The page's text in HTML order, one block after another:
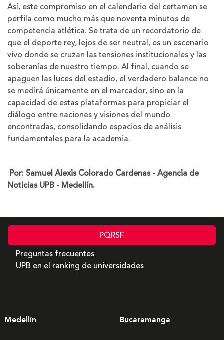
Así, este compromiso en el calendario del certamen se
perfila como mucho más que noventa minutos de
competencia atlética. Se trata de un recordatorio de
que el deporte rey, lejos de ser neutral, es un escenario
vivo donde se cruzan las tensiones institucionales y las
soberanías de nuestro tiempo. Al final, cuando se
apaguen las luces del estadio, el verdadero balance no
se medirá únicamente en el marcador, sino en la
capacidad de estas plataformas para propiciar el
diálogo entre naciones y visiones del mundo
encontradas, consolidando espacios de análisis
fundamentales para la academia.
Por: Samuel Alexis Colorado Cardenas - Agencia de
Noticias UPB - Medellín.
PQRSF
Preguntas frecuentes
UPB en el ranking de universidades
Medellín Bucaramanga